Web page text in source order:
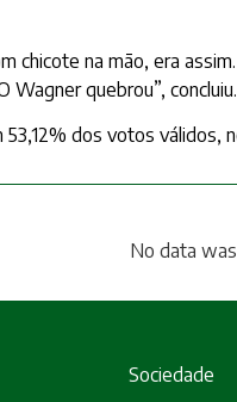
na mão, era
Wagner quebrou”, concluiu.
dos votos válidos,
No data
Sociedade